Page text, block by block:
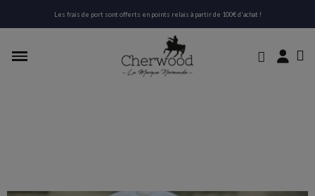
Les frais de port sont offerts en points relais à partir de 100€ d'achat !